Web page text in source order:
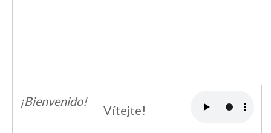
¡Bienvenido!
Vítejte!